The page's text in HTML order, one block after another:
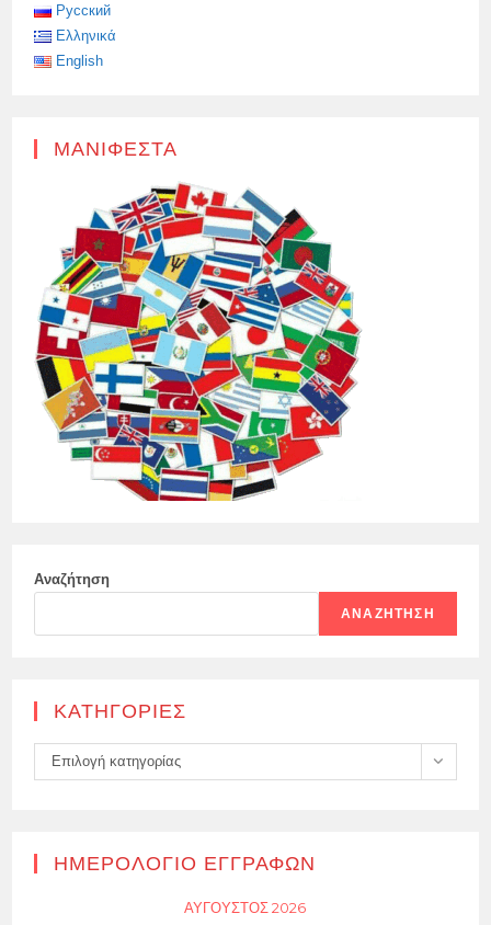
Русский
Ελληνικά
English
ΜΑΝΙΦΈΣΤΑ
Αναζήτηση
ΑΝΑΖΉΤΗΣΗ
KΑΤΗΓΟΡΊΕΣ
Kατηγορίες
Επιλογή κατηγορίας
ΗΜΕΡΟΛΌΓΙΟ ΕΓΓΡΑΦΏΝ
ΑΎΓΟΥΣΤΟΣ 2026